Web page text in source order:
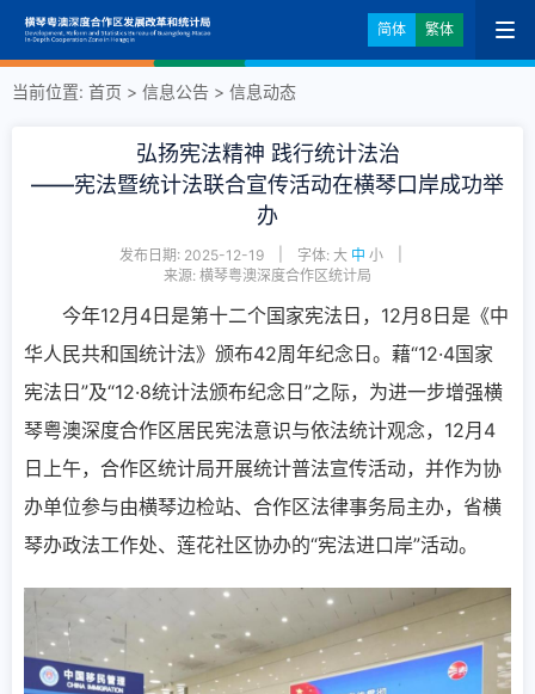
简体 繁体
当前位置: 首页 > 信息公告 > 信息动态
弘扬宪法精神 践行统计法治
——宪法暨统计法联合宣传活动在横琴口岸成功举
办
发布日期: 2025-12-19 字体: 大 中 小
来源: 横琴粤澳深度合作区统计局
今年12月4日是第十二个国家宪法日，12月8日是《中
华人民共和国统计法》颁布42周年纪念日。藉“12·4国家
宪法日”及“12·8统计法颁布纪念日”之际，为进一步增强横
琴粤澳深度合作区居民宪法意识与依法统计观念，12月4
日上午，合作区统计局开展统计普法宣传活动，并作为协
办单位参与由横琴边检站、合作区法律事务局主办，省横
琴办政法工作处、莲花社区协办的“宪法进口岸”活动。